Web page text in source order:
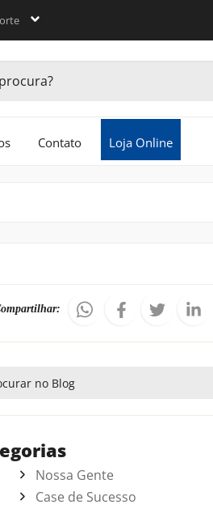
Contato Loja Online
Nossa Gente
Case de Sucesso